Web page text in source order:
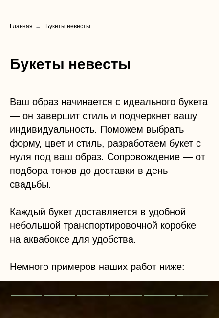
Главная → Букеты невесты
Букеты невесты
Ваш образ начинается с идеального букета
— он завершит стиль и подчеркнет вашу
индивидуальность. Поможем выбрать
форму, цвет и стиль, разработаем букет с
нуля под ваш образ. Cопровождение — от
подбора тонов до доставки в день
свадьбы.
Каждый букет доставляется в удобной
небольшой транспортировочной коробке
на аквабоксе для удобства.
Немного примеров наших работ ниже: